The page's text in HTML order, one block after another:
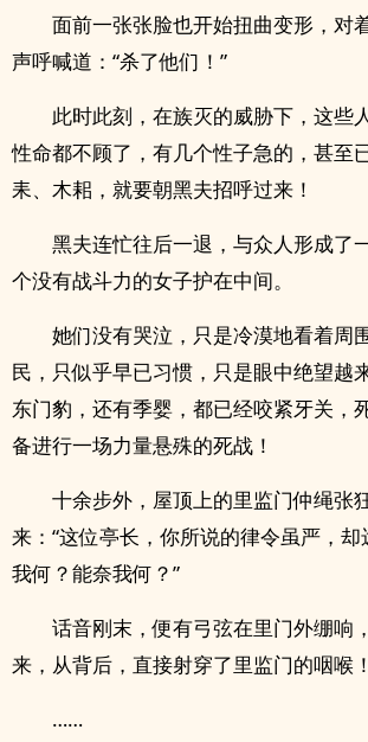
面前一张张脸也开始扭曲变形，对
声呼喊道：“杀了他们！”
此时此刻，在族灭的威胁下，这些
性命都不顾了，有几个性子急的，甚至
耒、木耜，就要朝黑夫招呼过来！
黑夫连忙往后一退，与众人形成了
个没有战斗力的女子护在中间。
她们没有哭泣，只是冷漠地看着周
民，只似乎早已习惯，只是眼中绝望越
东门豹，还有季婴，都已经咬紧牙关，
备进行一场力量悬殊的死战！
十余步外，屋顶上的里监门仲绳张
来：“这位亭长，你所说的律令虽严，
我何？能奈我何？”
话音刚末，便有弓弦在里门外绷响
来，从背后，直接射穿了里监门的咽喉！
……